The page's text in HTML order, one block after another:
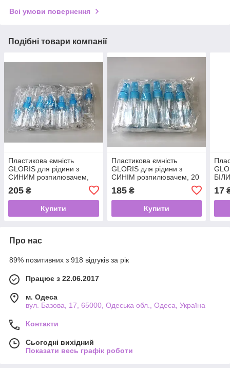
Всі умови повернення
Подібні товари компанії
Пластикова ємність
GLORIS для рідини з
СИНИМ розпилювачем,
205 ₴
Купити
Пластикова ємність
GLORIS для рідини з
СИНІМ розпилювачем, 20
185₴
Купити
17
Про нас
89% позитивних з 918 відгуків за рік
Працює з 22.06.2017
м. Одеса
вул. Базова, 17, 65000, Одеська обл., Одеса, Україна
Контакти
Сьогодні вихідний
Показати весь графік роботи